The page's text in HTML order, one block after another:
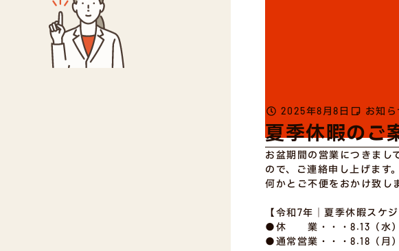
2025年8月8日 お知ら
夏季休暇のご
お盆期間の営業につきまし
ので、ご連絡申し上げます。
何かとご不便をおかけ致し
【令和7年｜夏季休暇スケジ
●休 業・・・8.13（水）
●通常営業・・・8.18（月